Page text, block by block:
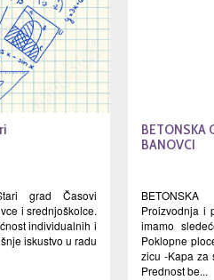
grad Časovi
i srednjoškolce.
individualnih i
iskustvo u radu
BETONSKA
BANOVCI
Proizvodnja i
imamo
Poklopne
zicu -Kapa za
Prednost be...